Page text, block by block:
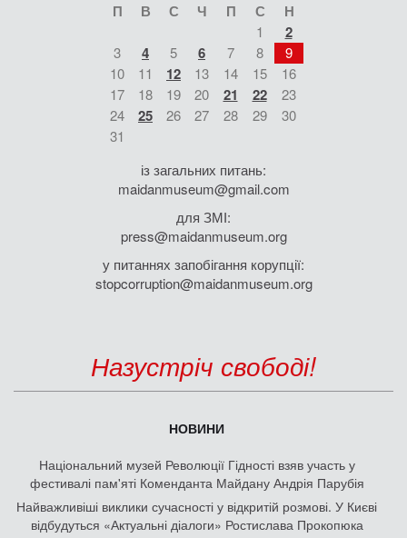
П В С Ч П С Н
1 2
3 4 5 6 7 8
9
10
11 12 13 14 15
16
17
18 19 20 21 22
23
24
25 26 27 28 29
30
31
із загальних питань:
maidanmuseum@gmail.com
для ЗМІ:
press@maidanmuseum.org
у питаннях запобігання корупції:
stopcorruption@maidanmuseum.org
Назустріч свободі!
НОВИНИ
Національний музей Революції Гідності взяв участь у
фестивалі пам'яті Коменданта Майдану Андрія Парубія
Найважливіші виклики сучасності у відкритій розмові. У Києві
відбудуться «Актуальні діалоги» Ростислава Прокопюка